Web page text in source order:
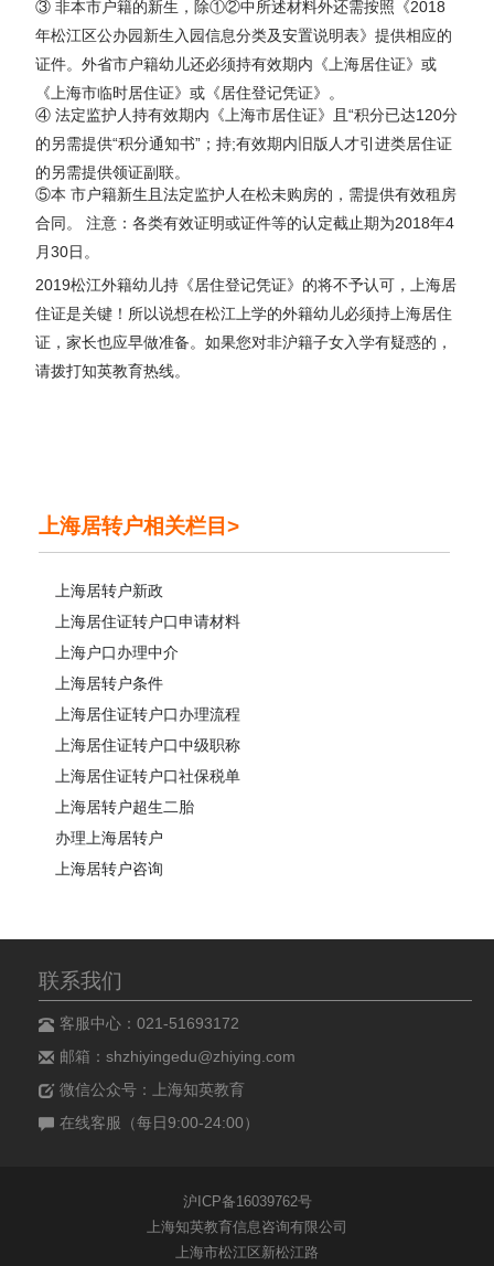
③ 非本市户籍的新生，除①②中所述材料外还需按照《2018
年松江区公办园新生入园信息分类及安置说明表》提供相应的
证件。外省市户籍幼儿还必须持有效期内《上海居住证》或
《上海市临时居住证》或《居住登记凭证》。
④ 法定监护人持有效期内《上海市居住证》且“积分已达120分
的另需提供“积分通知书”；持;有效期内旧版人才引进类居住证
的另需提供领证副联。
⑤本 市户籍新生且法定监护人在松未购房的，需提供有效租房
合同。 注意：各类有效证明或证件等的认定截止期为2018年4
月30日。
2019松江外籍幼儿持《居住登记凭证》的将不予认可，上海居
住证是关键！所以说想在松江上学的外籍幼儿必须持上海居住
证，家长也应早做准备。如果您对非沪籍子女入学有疑惑的，
请拨打知英教育热线。
上海居转户相关栏目>
上海居转户新政
上海居住证转户口申请材料
上海户口办理中介
上海居转户条件
上海居住证转户口办理流程
上海居住证转户口中级职称
上海居住证转户口社保税单
上海居转户超生二胎
办理上海居转户
上海居转户咨询
联系我们
客服中心：021-51693172
邮箱：shzhiyingedu@zhiying.com
微信公众号：上海知英教育
在线客服（每日9:00-24:00）
沪ICP备16039762号
上海知英教育信息咨询有限公司
上海市松江区新松江路